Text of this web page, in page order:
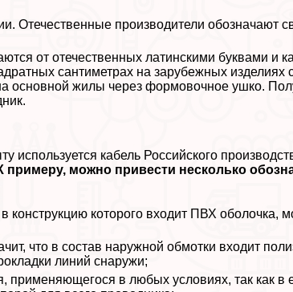
Отечественные производители обозначают
от отечественных латинскими буквами и
сантиметрах на зарубежных изделиях
основной жилы через формовочное ушко.
кабель Российского
примеру, можно привести несколько
конструкцию которого входит ПВХ оболочка,
что в состав наружной обмотки входит
линий снаружи;
применяющегося в любых условиях, так как в